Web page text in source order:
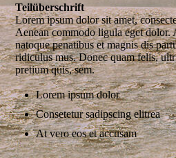
Teilüberschrift
Lorem ipsum dolor sit amet,
Aenean commodo ligula eget dolor.
natoque penatibus et magnis dis
ridiculus mus. Donec quam felis,
pretium quis, sem.
Lorem ipsum dolor
Consetetur sadipscing elitrea
At vero eos et accusam